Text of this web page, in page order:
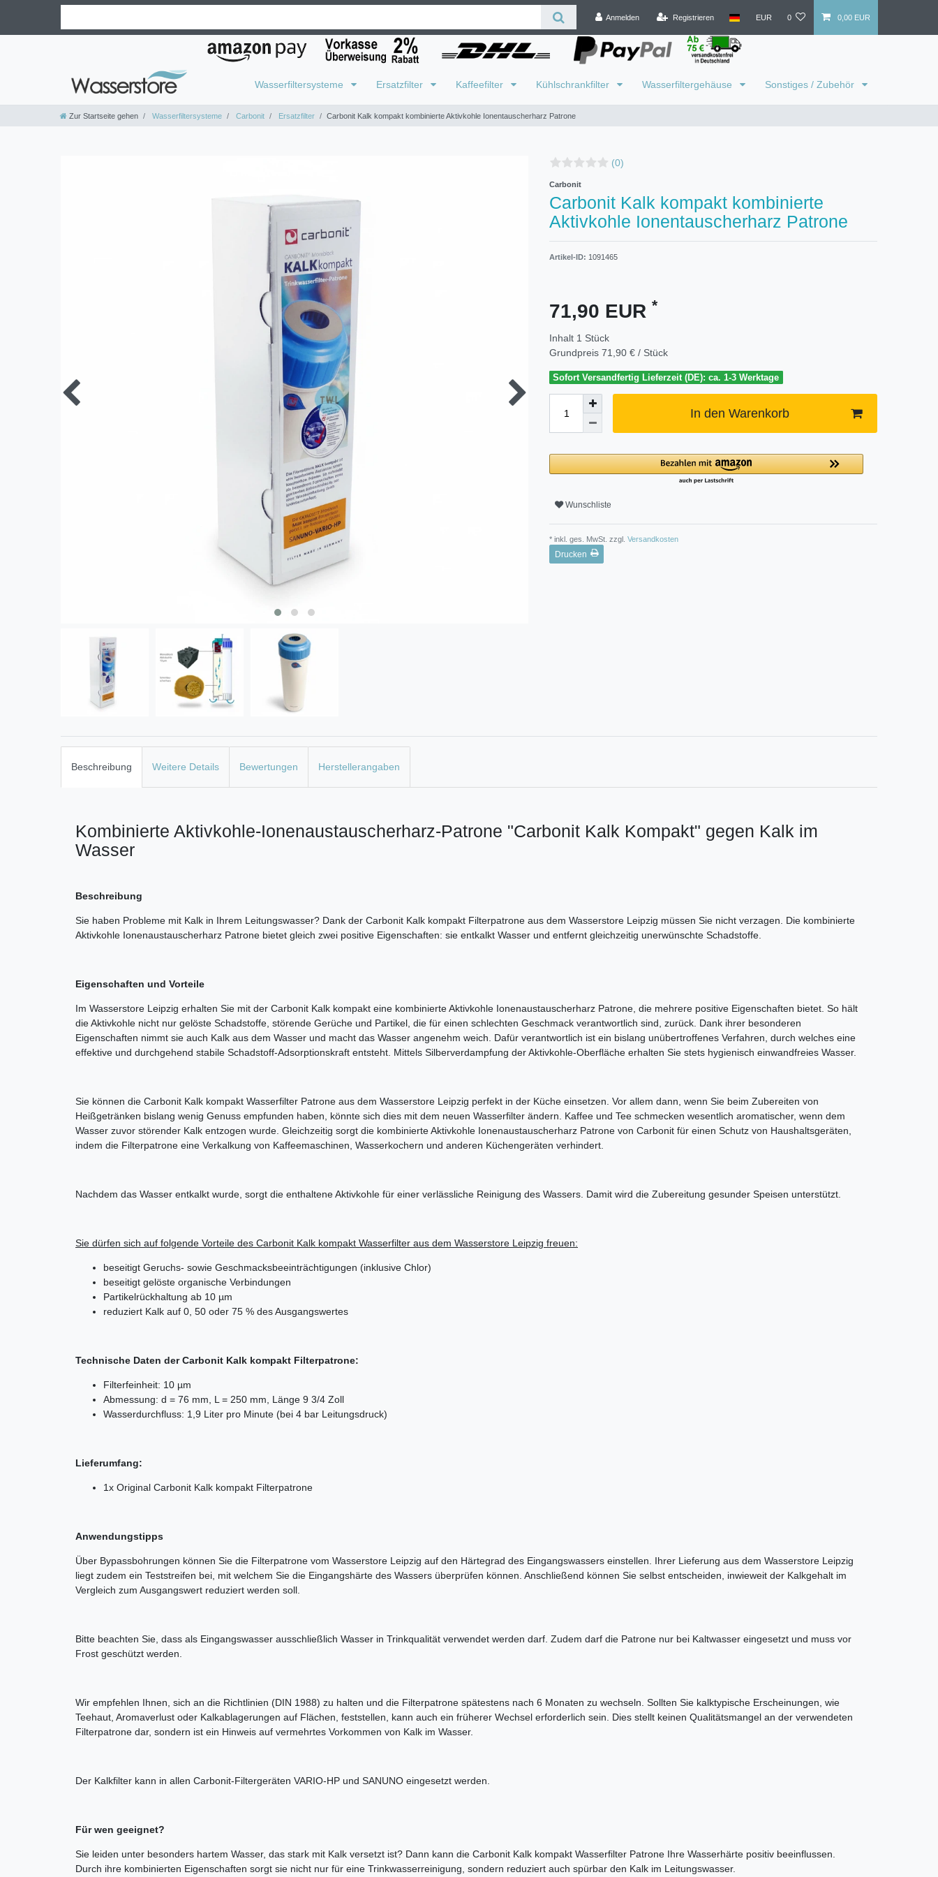
Anmelden Registrieren EUR 0 0,00 EUR
Wasserfiltersysteme Ersatzfilter Kaffeefilter Kühlschrankfilter Wasserfiltergehäuse Sonstiges / Zubehör
Zur Startseite gehen Wasserfiltersysteme Carbonit Ersatzfilter Carbonit Kalk kompakt kombinierte Aktivkohle Ionentauscherharz Patrone
(0)
Carbonit
Carbonit Kalk kompakt kombinierte
Aktivkohle Ionentauscherharz Patrone
Artikel-ID: 1091465
71,90 EUR *
Inhalt 1 Stück
Grundpreis 71,90 € / Stück
Sofort Versandfertig Lieferzeit (DE): ca. 1-3 Werktage
In den Warenkorb
Wunschliste
* inkl. ges. MwSt. zzgl. Versandkosten
Drucken
Beschreibung Weitere Details Bewertungen Herstellerangaben
Kombinierte Aktivkohle-Ionenaustauscherharz-Patrone "Carbonit Kalk Kompakt" gegen Kalk im
Wasser
Beschreibung
Sie haben Probleme mit Kalk in Ihrem Leitungswasser? Dank der Carbonit Kalk kompakt Filterpatrone aus dem Wasserstore Leipzig müssen Sie nicht verzagen. Die kombinierte
Aktivkohle Ionenaustauscherharz Patrone bietet gleich zwei positive Eigenschaften: sie entkalkt Wasser und entfernt gleichzeitig unerwünschte Schadstoffe.
Eigenschaften und Vorteile
Im Wasserstore Leipzig erhalten Sie mit der Carbonit Kalk kompakt eine kombinierte Aktivkohle Ionenaustauscherharz Patrone, die mehrere positive Eigenschaften bietet. So hält
die Aktivkohle nicht nur gelöste Schadstoffe, störende Gerüche und Partikel, die für einen schlechten Geschmack verantwortlich sind, zurück. Dank ihrer besonderen
Eigenschaften nimmt sie auch Kalk aus dem Wasser und macht das Wasser angenehm weich. Dafür verantwortlich ist ein bislang unübertroffenes Verfahren, durch welches eine
effektive und durchgehend stabile Schadstoff-Adsorptionskraft entsteht. Mittels Silberverdampfung der Aktivkohle-Oberfläche erhalten Sie stets hygienisch einwandfreies Wasser.
Sie können die Carbonit Kalk kompakt Wasserfilter Patrone aus dem Wasserstore Leipzig perfekt in der Küche einsetzen. Vor allem dann, wenn Sie beim Zubereiten von
Heißgetränken bislang wenig Genuss empfunden haben, könnte sich dies mit dem neuen Wasserfilter ändern. Kaffee und Tee schmecken wesentlich aromatischer, wenn dem
Wasser zuvor störender Kalk entzogen wurde. Gleichzeitig sorgt die kombinierte Aktivkohle Ionenaustauscherharz Patrone von Carbonit für einen Schutz von Haushaltsgeräten,
indem die Filterpatrone eine Verkalkung von Kaffeemaschinen, Wasserkochern und anderen Küchengeräten verhindert.
Nachdem das Wasser entkalkt wurde, sorgt die enthaltene Aktivkohle für einer verlässliche Reinigung des Wassers. Damit wird die Zubereitung gesunder Speisen unterstützt.
Sie dürfen sich auf folgende Vorteile des Carbonit Kalk kompakt Wasserfilter aus dem Wasserstore Leipzig freuen:
beseitigt Geruchs- sowie Geschmacksbeeinträchtigungen (inklusive Chlor)
beseitigt gelöste organische Verbindungen
Partikelrückhaltung ab 10 µm
reduziert Kalk auf 0, 50 oder 75 % des Ausgangswertes
Technische Daten der Carbonit Kalk kompakt Filterpatrone:
Filterfeinheit: 10 µm
Abmessung: d = 76 mm, L = 250 mm, Länge 9 3/4 Zoll
Wasserdurchfluss: 1,9 Liter pro Minute (bei 4 bar Leitungsdruck)
Lieferumfang:
1x Original Carbonit Kalk kompakt Filterpatrone
Anwendungstipps
Über Bypassbohrungen können Sie die Filterpatrone vom Wasserstore Leipzig auf den Härtegrad des Eingangswassers einstellen. Ihrer Lieferung aus dem Wasserstore Leipzig
liegt zudem ein Teststreifen bei, mit welchem Sie die Eingangshärte des Wassers überprüfen können. Anschließend können Sie selbst entscheiden, inwieweit der Kalkgehalt im
Vergleich zum Ausgangswert reduziert werden soll.
Bitte beachten Sie, dass als Eingangswasser ausschließlich Wasser in Trinkqualität verwendet werden darf. Zudem darf die Patrone nur bei Kaltwasser eingesetzt und muss vor
Frost geschützt werden.
Wir empfehlen Ihnen, sich an die Richtlinien (DIN 1988) zu halten und die Filterpatrone spätestens nach 6 Monaten zu wechseln. Sollten Sie kalktypische Erscheinungen, wie
Teehaut, Aromaverlust oder Kalkablagerungen auf Flächen, feststellen, kann auch ein früherer Wechsel erforderlich sein. Dies stellt keinen Qualitätsmangel an der verwendeten
Filterpatrone dar, sondern ist ein Hinweis auf vermehrtes Vorkommen von Kalk im Wasser.
Der Kalkfilter kann in allen Carbonit-Filtergeräten VARIO-HP und SANUNO eingesetzt werden.
Für wen geeignet?
Sie leiden unter besonders hartem Wasser, das stark mit Kalk versetzt ist? Dann kann die Carbonit Kalk kompakt Wasserfilter Patrone Ihre Wasserhärte positiv beeinflussen.
Durch ihre kombinierten Eigenschaften sorgt sie nicht nur für eine Trinkwasserreinigung, sondern reduziert auch spürbar den Kalk im Leitungswasser.